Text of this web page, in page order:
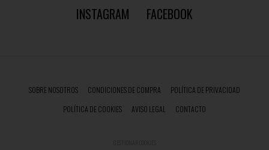
INSTAGRAM FACEBOOK
SOBRE NOSOTROS CONDICIONES DE COMPRA
POLÍTICA DE PRIVACIDAD
POLÍTICA DE COOKIES
AVISO LEGAL CONTACTO